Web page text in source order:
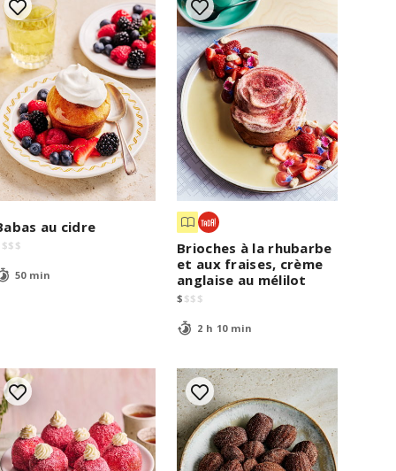
au cidre
$$ $
50 min
Brioches à la rhubarbe
et aux fraises, crème
anglaise au mélilot
$ $$ $
2 h 10 min